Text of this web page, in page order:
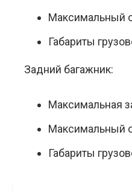
Максимальный
Габариты
Задний багажник:
Максимальная
Максимальный
Габариты